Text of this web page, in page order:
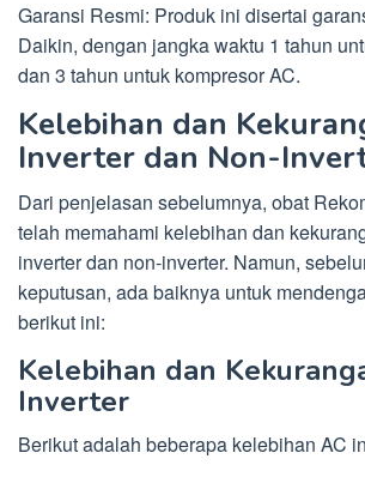
Garansi Resmi: Produk ini disertai
Daikin, dengan jangka waktu 1 tahun
dan 3 tahun untuk kompresor AC.
Kelebihan dan
Inverter dan Non-
Dari penjelasan sebelumnya, obat
telah memahami kelebihan dan
inverter dan non-inverter. Namun,
keputusan, ada baiknya untuk
berikut ini:
Kelebihan dan
Inverter
Berikut adalah beberapa kelebihan AC